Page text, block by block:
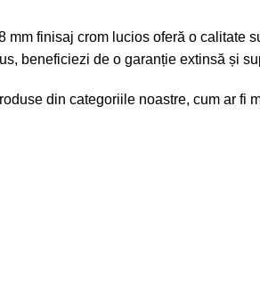
finisaj crom lucios oferă o
beneficiezi de o garanție extinsă și
din categoriile noastre, cum ar fi